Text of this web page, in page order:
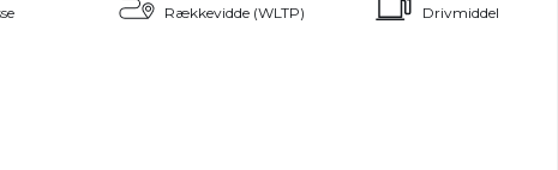
Rækkevidde (WLTP) Drivmiddel